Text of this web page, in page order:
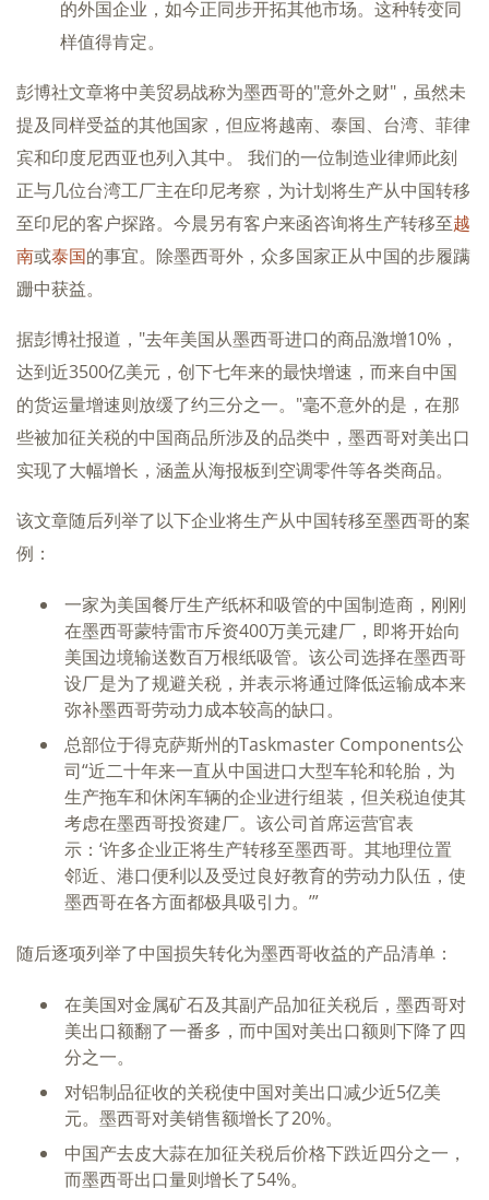
的外国企业，如今正同步开拓其他市场。这种转变同
样值得肯定。
彭博社文章将中美贸易战称为墨西哥的"意外之财"，虽然未
提及同样受益的其他国家，但应将越南、泰国、台湾、菲律
宾和印度尼西亚也列入其中。 我们的一位制造业律师此刻
正与几位台湾工厂主在印尼考察，为计划将生产从中国转移
至印尼的客户探路。今晨另有客户来函咨询将生产转移至越
南或泰国的事宜。除墨西哥外，众多国家正从中国的步履蹒
跚中获益。
据彭博社报道，"去年美国从墨西哥进口的商品激增10%，
达到近3500亿美元，创下七年来的最快增速，而来自中国
的货运量增速则放缓了约三分之一。"毫不意外的是，在那
些被加征关税的中国商品所涉及的品类中，墨西哥对美出口
实现了大幅增长，涵盖从海报板到空调零件等各类商品。
该文章随后列举了以下企业将生产从中国转移至墨西哥的案
例：
一家为美国餐厅生产纸杯和吸管的中国制造商，刚刚
在墨西哥蒙特雷市斥资400万美元建厂，即将开始向
美国边境输送数百万根纸吸管。该公司选择在墨西哥
设厂是为了规避关税，并表示将通过降低运输成本来
弥补墨西哥劳动力成本较高的缺口。
总部位于得克萨斯州的Taskmaster Components公
司“近二十年来一直从中国进口大型车轮和轮胎，为
生产拖车和休闲车辆的企业进行组装，但关税迫使其
考虑在墨西哥投资建厂。该公司首席运营官表
示：‘许多企业正将生产转移至墨西哥。其地理位置
邻近、港口便利以及受过良好教育的劳动力队伍，使
墨西哥在各方面都极具吸引力。’”
随后逐项列举了中国损失转化为墨西哥收益的产品清单：
在美国对金属矿石及其副产品加征关税后，墨西哥对
美出口额翻了一番多，而中国对美出口额则下降了四
分之一。
对铝制品征收的关税使中国对美出口减少近5亿美
元。墨西哥对美销售额增长了20%。
中国产去皮大蒜在加征关税后价格下跌近四分之一，
而墨西哥出口量则增长了54%。